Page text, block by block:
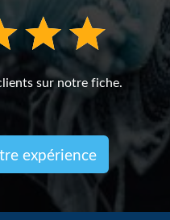
sur notre fiche.
expérience